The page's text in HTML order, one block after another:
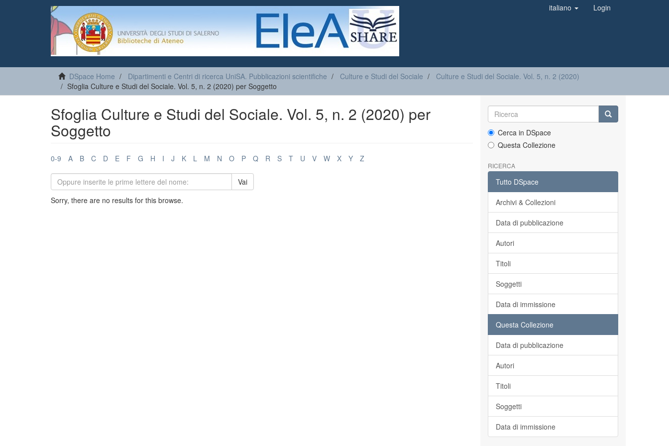
italiano Login
DSpace Home Dipartimenti e Centri di ricerca UniSA. Pubblicazioni scientifiche Culture e Studi del Sociale
Culture e Studi del Sociale. Vol. 5, n. 2 (2020)
Sfoglia Culture e Studi del Sociale. Vol. 5, n. 2 (2020) per Soggetto
Sfoglia Culture e Studi del Sociale. Vol. 5, n. 2 (2020) per
Soggetto
0-9 A B C D E F G H I J K L M N O P Q R S T U V W X Y Z
Vai
Sorry, there are no results for this browse.
Cerca in DSpace
Questa Collezione
RICERCA
Tutto DSpace
Archivi & Collezioni
Data di pubblicazione
Autori
Titoli
Soggetti
Data di immissione
Questa Collezione
Data di pubblicazione
Autori
Titoli
Soggetti
Data di immissione